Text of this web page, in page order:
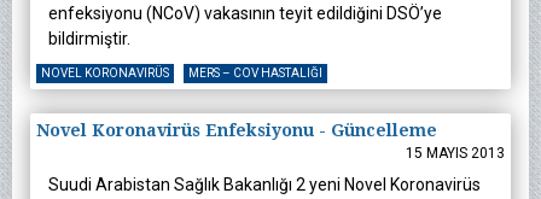
enfeksiyonu (NCoV) vakasının teyit edildiğini DSÖ’ye
bildirmiştir.
NOVEL KORONAVIRÜS MERS – COV HASTALIĞI
Novel Koronavirüs Enfeksiyonu - Güncelleme
15 MAYIS 2013
Suudi Arabistan Sağlık Bakanlığı 2 yeni Novel Koronavirüs